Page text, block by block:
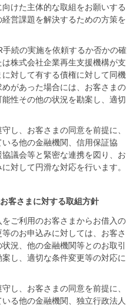
けた主体的な取組をお願いする
営課題を解決するための方策を
手続の実施を依頼するか否かの確
株式会社企業再生支援機構が支
対して有する債権に対して同機
があった場合には、お客さまの
性その他の状況を勘案し、適切
し、お客さまの同意を前提に、
る他の金融機関、信用保証協
議会等と緊密な連携を図り、お
対して円滑な対応を行います。
客さまに対する取組方針
ご利用のお客さまからお借入の
のお申込みに対しては、お客さ
況、他の金融機関等とのお取引
し、適切な条件変更等の対応に
し、お客さまの同意を前提に、
る他の金融機関、独立行政法人